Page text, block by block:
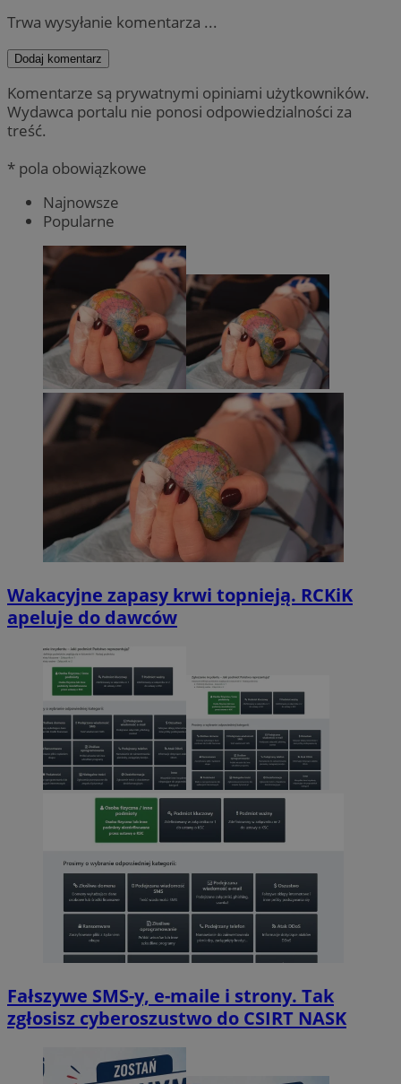
Trwa wysyłanie komentarza ...
Dodaj komentarz
Komentarze są prywatnymi opiniami użytkowników.
Wydawca portalu nie ponosi odpowiedzialności za
treść.
* pola obowiązkowe
Najnowsze
Popularne
Wakacyjne zapasy krwi topnieją. RCKiK
apeluje do dawców
Fałszywe SMS-y, e-maile i strony. Tak
zgłosisz cyberoszustwo do CSIRT NASK